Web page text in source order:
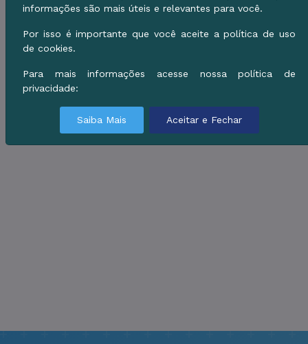
informações são mais úteis e relevantes para você.
Por isso é importante que você aceite a política de uso
de cookies.
Para mais informações acesse nossa política de
privacidade:
Saiba Mais Aceitar e Fechar